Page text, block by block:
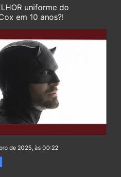
uniforme do
em 10 anos?!
de 2025, às 00:22